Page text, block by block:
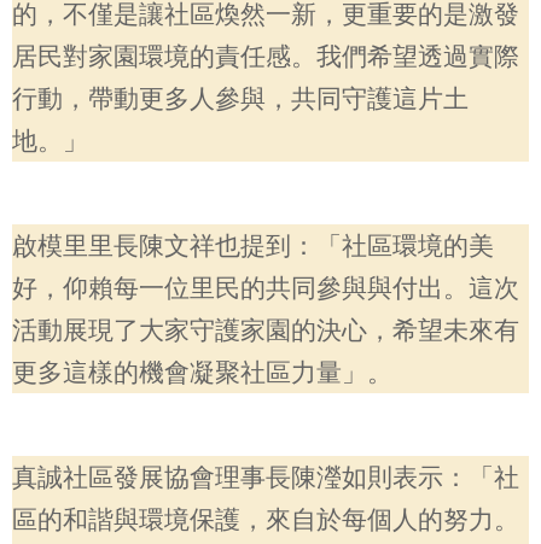
的，不僅是讓社區煥然一新，更重要的是激發
居民對家園環境的責任感。我們希望透過實際
行動，帶動更多人參與，共同守護這片土
地。」
啟模里里長陳文祥也提到：「社區環境的美
好，仰賴每一位里民的共同參與與付出。這次
活動展現了大家守護家園的決心，希望未來有
更多這樣的機會凝聚社區力量」。
真誠社區發展協會理事長陳瀅如則表示：「社
區的和諧與環境保護，來自於每個人的努力。